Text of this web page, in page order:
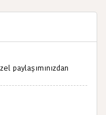
paylaşımınızdan